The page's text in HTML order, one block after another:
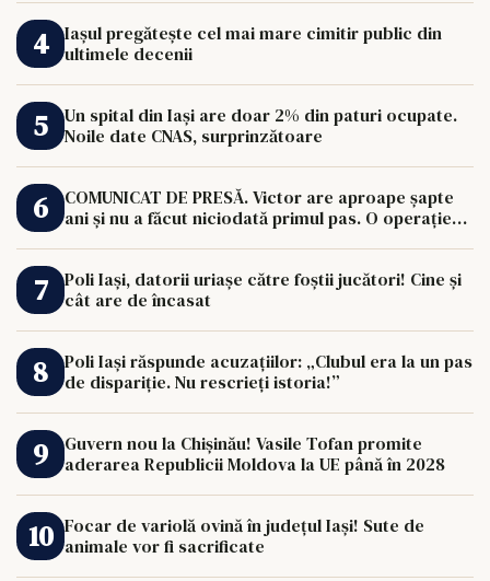
Iașul pregătește cel mai mare cimitir public din
ultimele decenii
Un spital din Iași are doar 2% din paturi ocupate.
Noile date CNAS, surprinzătoare
COMUNICAT DE PRESĂ. Victor are aproape șapte
ani și nu a făcut niciodată primul pas. O operație
Poli Iași, datorii uriașe către foștii jucători! Cine și
cât are de încasat
Poli Iași răspunde acuzațiilor: „Clubul era la un pas
de dispariție. Nu rescrieți istoria!”
Guvern nou la Chișinău! Vasile Tofan promite
aderarea Republicii Moldova la UE până în 2028
Focar de variolă ovină în județul Iași! Sute de
animale vor fi sacrificate